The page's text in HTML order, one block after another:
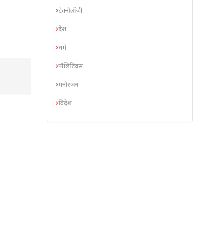
टेक्नोलॉजी
देश
धर्म
पॉलिटिक्स
मनोरंजन
विदेश